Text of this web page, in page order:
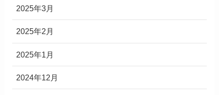
2025年3月
2025年2月
2025年1月
2024年12月